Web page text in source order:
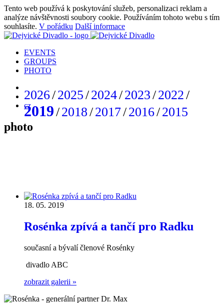
Tento web používá k poskytování služeb, personalizaci reklam a
analýze návštěvnosti soubory cookie. Používáním tohoto webu s tím
souhlasíte. V pořádku Další informace
EVENTS
GROUPS
PHOTO
cz
photo
2026/2025/2024/2023/2022/
2019/2018/2017/2016/2015
18. 05. 2019
Rosénka zpívá a tančí pro Radku
současní a bývalí členové Rosénky
divadlo ABC
zobrazit galerii »